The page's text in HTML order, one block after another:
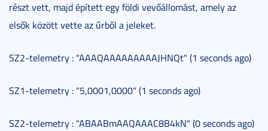
részt vett, majd épített egy földi vevőállomást, amely az
elsők között vette az űrből a jeleket.
SZ2-telemetry : "AAAQAAAAAAAAAJHNQt" (1 seconds ago)
SZ1-telemetry : "5,0001,0000" (1 seconds ago)
SZ2-telemetry : "ABAABmAAQAAAC8B4kN" (0 seconds ago)